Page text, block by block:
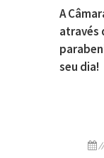
A
através
seu dia!
//